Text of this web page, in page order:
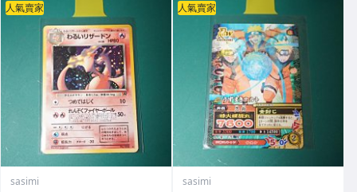
人氣賣家
sasimi
人氣賣家
sasimi